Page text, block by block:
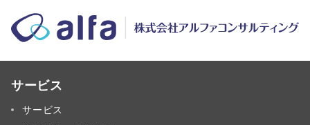
サービス
サービス